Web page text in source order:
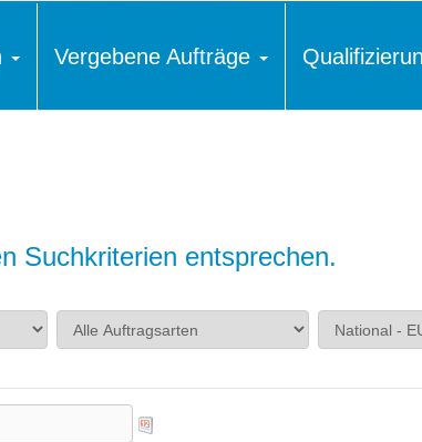
Vergebene Aufträge
Suchkriterien entsprechen.